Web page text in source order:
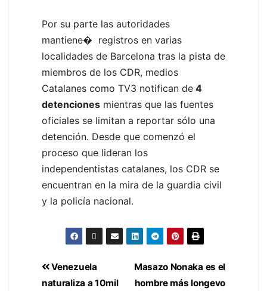
Por su parte las autoridades
mantiene� registros en varias
localidades de Barcelona tras la pista de
miembros de los CDR, medios
Catalanes como TV3 notifican de 4
detenciones mientras que las fuentes
oficiales se limitan a reportar sólo una
detención. Desde que comenzó el
proceso que lideran los
independentistas catalanes, los CDR se
encuentran en la mira de la guardia civil
y la policía nacional.
Masazo Nonaka es el
hombre más longevo
Venezuela
naturaliza a 10mil